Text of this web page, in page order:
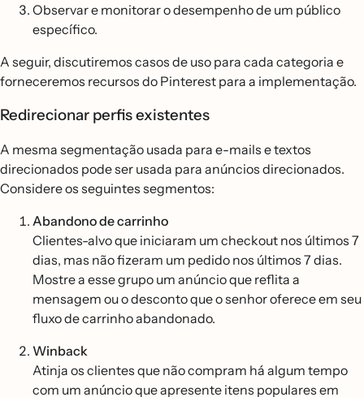
Observar e monitorar o desempenho de um público
específico.
A seguir, discutiremos casos de uso para cada categoria e
forneceremos recursos do Pinterest para a implementação.
Redirecionar perfis existentes
A mesma segmentação usada para e-mails e textos
direcionados pode ser usada para anúncios direcionados.
Considere os seguintes segmentos:
Abandono de carrinho
Clientes-alvo que iniciaram um checkout nos últimos 7
dias, mas não fizeram um pedido nos últimos 7 dias.
Mostre a esse grupo um anúncio que reflita a
mensagem ou o desconto que o senhor oferece em seu
fluxo de carrinho abandonado.
Winback
Atinja os clientes que não compram há algum tempo
com um anúncio que apresente itens populares em